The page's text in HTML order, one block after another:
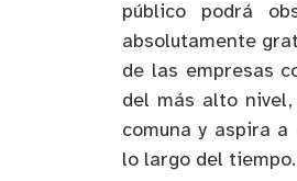
público podrá
absolutamente
de las empresas
del más alto
comuna y aspira
lo largo del tiempo.